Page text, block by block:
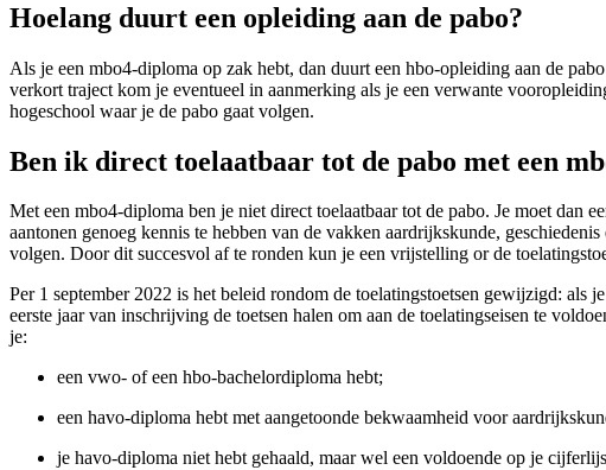
Hoelang duurt een opleiding aan de pabo?
Als je een mbo4-diploma op zak hebt, dan duurt een hbo-opleiding aan de
verkort traject kom je eventueel in aanmerking als je een verwante
hogeschool waar je de pabo gaat volgen.
Ben ik direct toelaatbaar tot de pabo met een
Met een mbo4-diploma ben je niet direct toelaatbaar tot de pabo. Je moet dan
aantonen genoeg kennis te hebben van de vakken aardrijkskunde,
volgen. Door dit succesvol af te ronden kun je een vrijstelling or de
Per 1 september 2022 is het beleid rondom de toelatingstoetsen gewijzigd: als
eerste jaar van inschrijving de toetsen halen om aan de toelatingseisen te
je:
een vwo- of een hbo-bachelordiploma hebt;
een havo-diploma hebt met aangetoonde bekwaamheid voor
je havo-diploma niet hebt gehaald, maar wel een voldoende op je